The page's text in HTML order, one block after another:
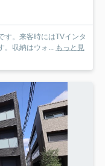
す。来客時にはTVインタ
。収納はウォ...
もっと見